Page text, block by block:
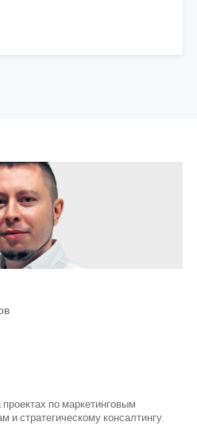
по маркетинговым
и стратегическому консалтингу.